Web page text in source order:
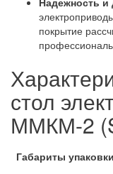
покрытие
стол
ММКМ-2
Габариты упаковки